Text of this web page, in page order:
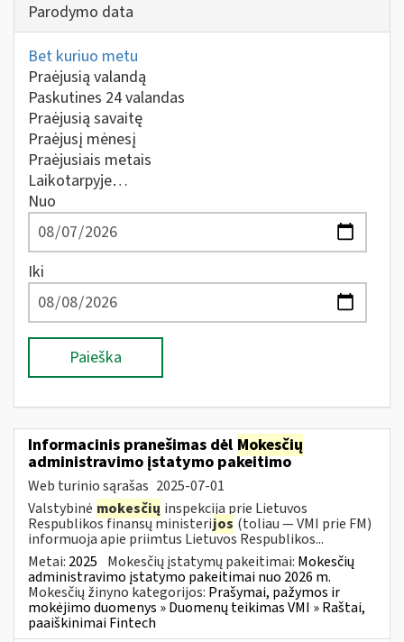
Parodymo data
Bet kuriuo metu
Praėjusią valandą
Paskutines 24 valandas
Praėjusią savaitę
Praėjusį mėnesį
Praėjusiais metais
Laikotarpyje…
Nuo
Iki
Paieška
Informacinis pranešimas dėl Mokesčių
administravimo įstatymo pakeitimo
Web turinio sąrašas 2025-07-01
Valstybinė mokesčių inspekcija prie Lietuvos
Respublikos finansų ministerijos (toliau — VMI prie FM)
informuoja apie priimtus Lietuvos Respublikos...
Metai: 2025 Mokesčių įstatymų pakeitimai: Mokesčių
administravimo įstatymo pakeitimai nuo 2026 m.
Mokesčių žinyno kategorijos: Prašymai, pažymos ir
mokėjimo duomenys » Duomenų teikimas VMI » Raštai,
paaiškinimai Fintech